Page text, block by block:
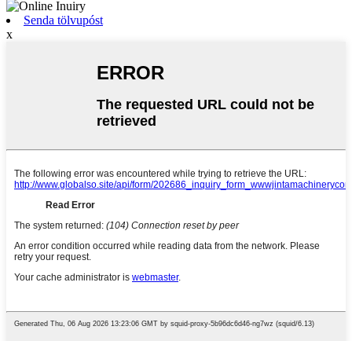
Senda tölvupóst
x